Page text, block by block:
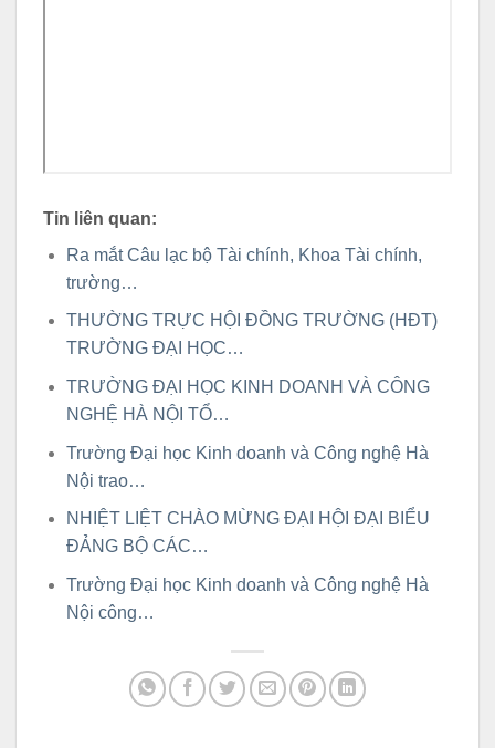
Tin liên quan:
Ra mắt Câu lạc bộ Tài chính, Khoa Tài chính,
trường…
THƯỜNG TRỰC HỘI ĐỒNG TRƯỜNG (HĐT)
TRƯỜNG ĐẠI HỌC…
TRƯỜNG ĐẠI HỌC KINH DOANH VÀ CÔNG
NGHỆ HÀ NỘI TỔ…
Trường Đại học Kinh doanh và Công nghệ Hà
Nội trao…
NHIỆT LIỆT CHÀO MỪNG ĐẠI HỘI ĐẠI BIỂU
ĐẢNG BỘ CÁC…
Trường Đại học Kinh doanh và Công nghệ Hà
Nội công…